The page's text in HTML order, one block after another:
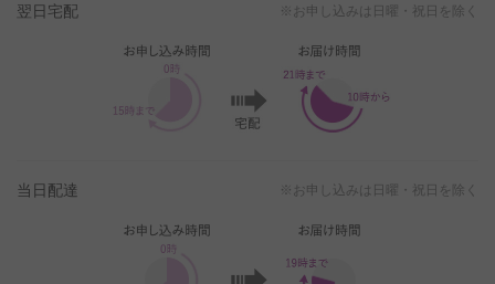
翌日宅配 ※お申し込みは日曜・祝日を除く
当日配達 ※お申し込みは日曜・祝日を除く